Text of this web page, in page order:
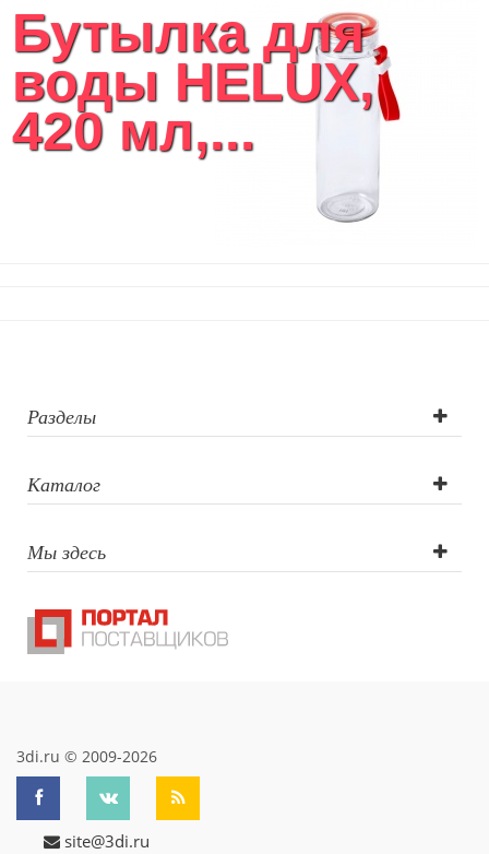
Бутылка для
воды HELUX,
420 мл,...
Разделы
Каталог
Мы здесь
3di.ru © 2009-2026
site@3di.ru